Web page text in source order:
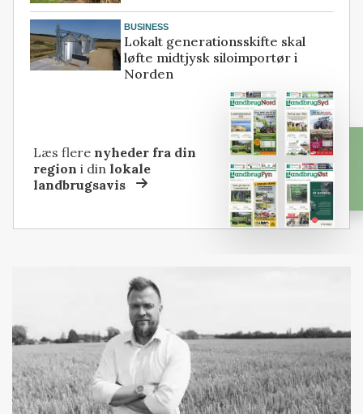
BUSINESS
Lokalt generationsskifte skal
løfte midtjysk siloimportør i
Norden
Læs flere nyheder fra din
region i dinlokale
landbrugsavis